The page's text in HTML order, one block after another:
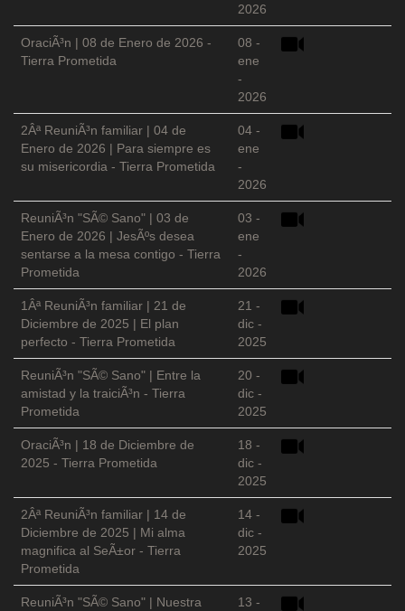
2026
OraciÃ³n | 08 de Enero de 2026 -
Tierra Prometida
08 -
ene
-
2026
2Âª ReuniÃ³n familiar | 04 de
Enero de 2026 | Para siempre es
su misericordia - Tierra Prometida
04 -
ene
-
2026
ReuniÃ³n "SÃ© Sano" | 03 de
Enero de 2026 | JesÃºs desea
sentarse a la mesa contigo - Tierra
Prometida
03 -
ene
-
2026
1Âª ReuniÃ³n familiar | 21 de
Diciembre de 2025 | El plan
perfecto - Tierra Prometida
21 -
dic -
2025
ReuniÃ³n "SÃ© Sano" | Entre la
amistad y la traiciÃ³n - Tierra
Prometida
20 -
dic -
2025
OraciÃ³n | 18 de Diciembre de
2025 - Tierra Prometida
18 -
dic -
2025
2Âª ReuniÃ³n familiar | 14 de
Diciembre de 2025 | Mi alma
magnifica al SeÃ±or - Tierra
Prometida
14 -
dic -
2025
ReuniÃ³n "SÃ© Sano" | Nuestra
13 -